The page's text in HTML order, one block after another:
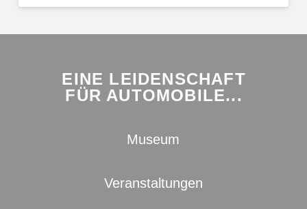
EINE LEIDENSCHAFT
FÜR AUTOMOBILE...
Museum
Veranstaltungen